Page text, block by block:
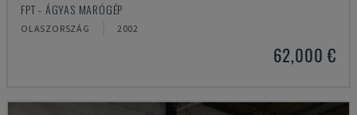
FPT - ÁGYAS MARÓGÉP
OLASZORSZÁG 2002
62,000 €